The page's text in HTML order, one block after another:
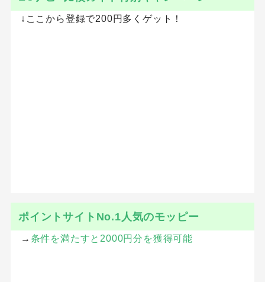
↓ここから登録で200円多くゲット！
ポイントサイトNo.1人気のモッピー
→ 条件を満たすと2000円分を獲得可能